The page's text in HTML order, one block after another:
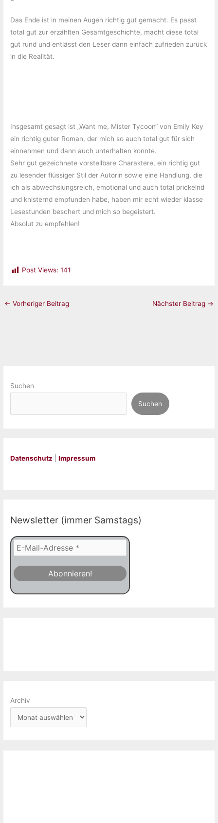
Das Ende ist in meinen Augen richtig gut gemacht. Es passt
total gut zur erzählten Gesamtgeschichte, macht diese total
gut rund und entlässt den Leser dann einfach zufrieden zurück
in die Realität.
Insgesamt gesagt ist „Want me, Mister Tycoon“ von Emily Key
ein richtig guter Roman, der mich so auch total gut für sich
einnehmen und dann auch unterhalten konnte.
Sehr gut gezeichnete vorstellbare Charaktere, ein richtig gut
zu lesender flüssiger Stil der Autorin sowie eine Handlung, die
ich als abwechslungsreich, emotional und auch total prickelnd
und knisternd empfunden habe, haben mir echt wieder klasse
Lesestunden beschert und mich so begeistert.
Absolut zu empfehlen!
Post Views: 141
← Vorheriger Beitrag Nächster Beitrag →
Suchen
Suchen
Datenschutz |Impressum
Newsletter (immer Samstags)
Archiv